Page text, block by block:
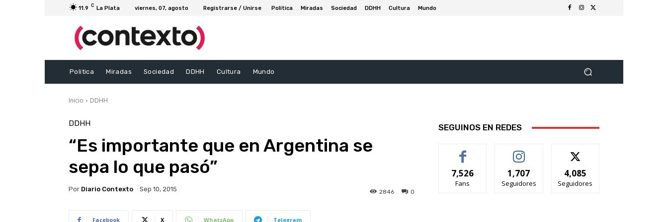
11.9 C La Plata viernes, 07, agosto Registrarse / Unirse Politica Miradas Sociedad DDHH Cultura Mundo
Politica Miradas Sociedad DDHH Cultura Mundo
Inicio DDHH
DDHH
“Es importante que en Argentina se
sepa lo que pasó”
Por Diario Contexto Sep 10, 2015 0
2846
Facebook X WhatsApp Telegram
SEGUINOS EN REDES
7,526
Fans
1,707
Seguidores
4,085
Seguidores